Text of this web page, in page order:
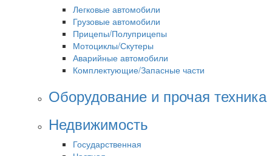
Легковые автомобили
Грузовые автомобили
Прицепы/Полуприцепы
Мотоциклы/Скутеры
Аварийные автомобили
Комплектующие/Запасные части
Оборудование и прочая техника
Недвижимость
Государственная